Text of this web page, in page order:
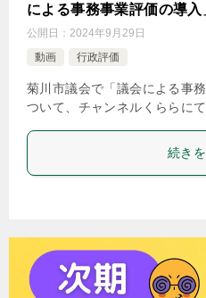
による事務事業評価の導入
公開日： 2024年9月29日
動画
行政評価
菊川市議会で「議会による事
ついて、チャンネルくららに
続き